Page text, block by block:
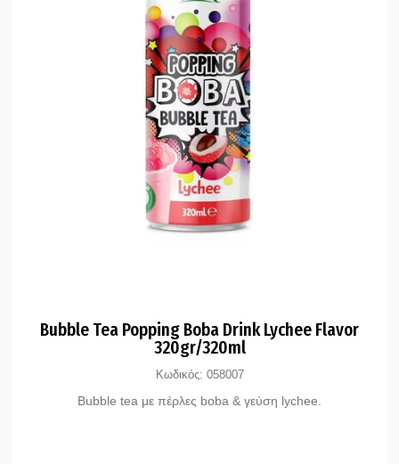
Bubble Tea Popping Boba Drink Lychee Flavor
320gr/320ml
Κωδικός: 058007
Bubble tea με πέρλες boba & γεύση lychee.